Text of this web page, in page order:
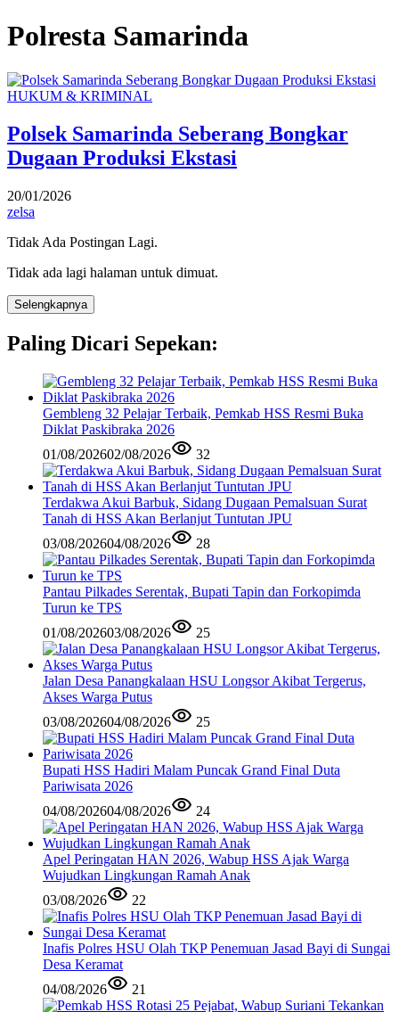
Polresta Samarinda
HUKUM & KRIMINAL
Polsek Samarinda Seberang Bongkar
Dugaan Produksi Ekstasi
20/01/2026
zelsa
Tidak Ada Postingan Lagi.
Tidak ada lagi halaman untuk dimuat.
Selengkapnya
Paling Dicari Sepekan:
Gembleng 32 Pelajar Terbaik, Pemkab HSS Resmi Buka
Diklat Paskibraka 2026
01/08/202602/08/2026 32
Terdakwa Akui Barbuk, Sidang Dugaan Pemalsuan Surat
Tanah di HSS Akan Berlanjut Tuntutan JPU
03/08/202604/08/2026 28
Pantau Pilkades Serentak, Bupati Tapin dan Forkopimda
Turun ke TPS
01/08/202603/08/2026 25
Jalan Desa Panangkalaan HSU Longsor Akibat Tergerus,
Akses Warga Putus
03/08/202604/08/2026 25
Bupati HSS Hadiri Malam Puncak Grand Final Duta
Pariwisata 2026
04/08/202604/08/2026 24
Apel Peringatan HAN 2026, Wabup HSS Ajak Warga
Wujudkan Lingkungan Ramah Anak
03/08/2026
22
Inafis Polres HSU Olah TKP Penemuan Jasad Bayi di Sungai
Desa Keramat
04/08/2026
21